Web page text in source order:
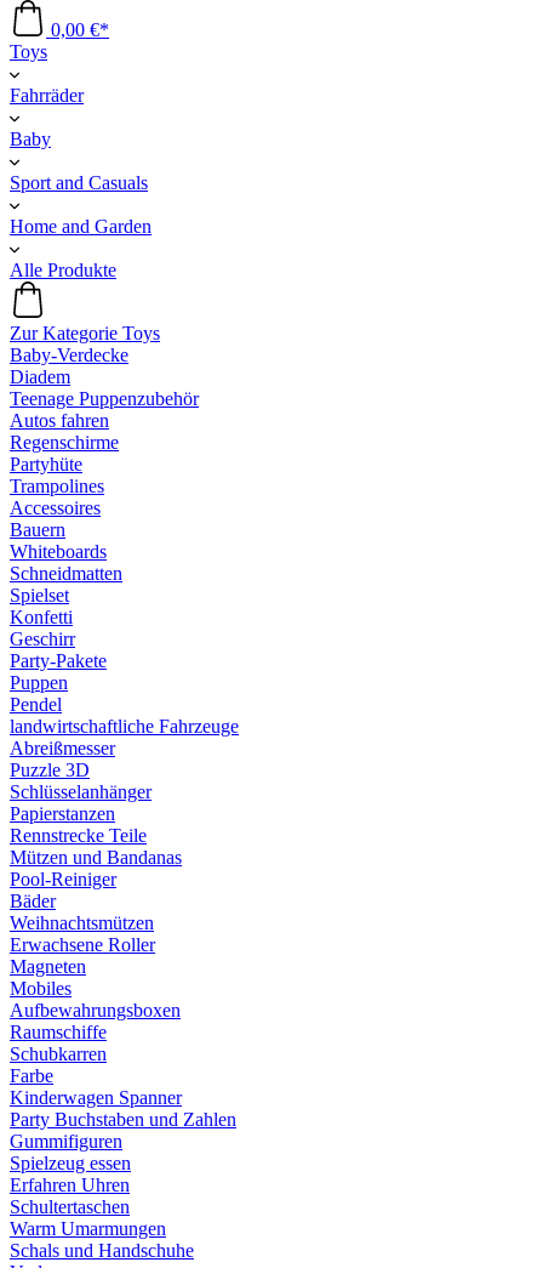
0,00 €*
Toys
Fahrräder
Baby
Sport and Casuals
Home and Garden
Alle Produkte
Zur Kategorie Toys
Baby-Verdecke
Diadem
Teenage Puppenzubehör
Autos fahren
Regenschirme
Partyhüte
Trampolines
Accessoires
Bauern
Whiteboards
Schneidmatten
Spielset
Konfetti
Geschirr
Party-Pakete
Puppen
Pendel
landwirtschaftliche Fahrzeuge
Abreißmesser
Puzzle 3D
Schlüsselanhänger
Papierstanzen
Rennstrecke Teile
Mützen und Bandanas
Pool-Reiniger
Bäder
Weihnachtsmützen
Erwachsene Roller
Magneten
Mobiles
Aufbewahrungsboxen
Raumschiffe
Schubkarren
Farbe
Kinderwagen Spanner
Party Buchstaben und Zahlen
Gummifiguren
Spielzeug essen
Erfahren Uhren
Schultertaschen
Warm Umarmungen
Schals und Handschuhe